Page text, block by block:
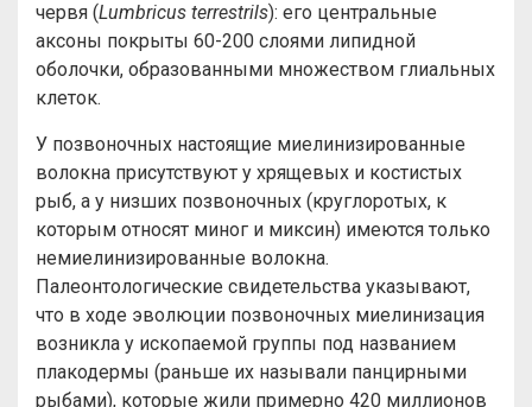
червя (Lumbricus terrestrils): его центральные
аксоны покрыты 60-200 слоями липидной
оболочки, образованными множеством глиальных
клеток.
У позвоночных настоящие миелинизированные
волокна присутствуют у хрящевых и костистых
рыб, а у низших позвоночных (круглоротых, к
которым относят миног и миксин) имеются только
немиелинизированные волокна.
Палеонтологические свидетельства указывают,
что в ходе эволюции позвоночных миелинизация
возникла у ископаемой группы под названием
плакодермы (раньше их называли панцирными
рыбами), которые жили примерно 420 миллионов